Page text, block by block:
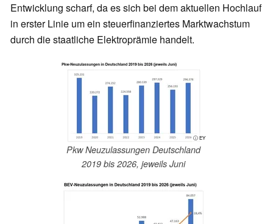
Entwicklung scharf, da es sich bei dem aktuellen Hochlauf
in erster Linie um ein steuerfinanziertes Marktwachstum
durch die staatliche Elektroprämie handelt.
ⓘ EY
Pkw Neuzulassungen Deutschland
2019 bis 2026, jeweils Juni